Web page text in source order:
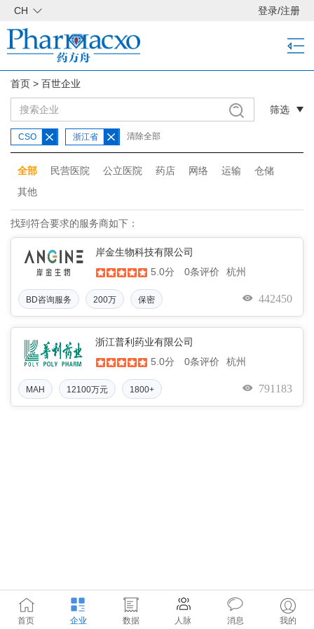
CH 登录/注册
首页 > 百世企业
筛选
CSO 浙江省 清除全部
全部 民营医院 公立医院 药店 网络 运输
仓储
其他
找到符合要求的服务商如下：
岸金生物科技有限公司
5.0分
0条评价 杭州
BD咨询服务 200万 保密 442450
浙江普利药业有限公司
5.0分
0条评价 杭州
MAH 12100万元 1800+ 791183
首页 企业 数据 人脉 消息 我的